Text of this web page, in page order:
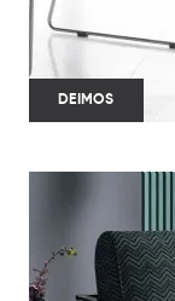
DEIMOS